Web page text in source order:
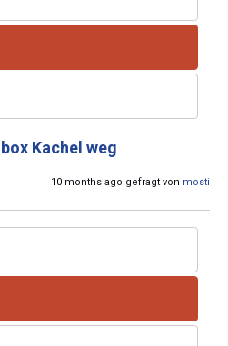
Kachel weg
10 months ago gefragt von mosti